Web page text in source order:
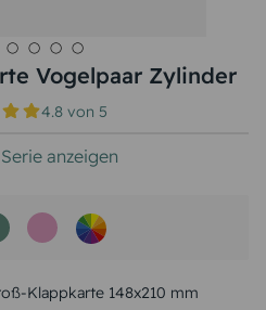
Vogelpaar Zylinder
4.8 von5
anzeigen
Klappkarte 148x210 mm